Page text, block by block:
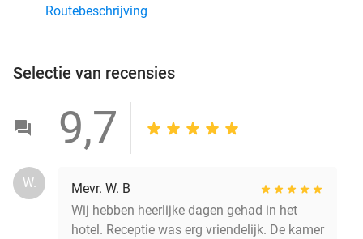
Routebeschrijving
Selectie van recensies
9,7
W.
Mevr. W. B
Wij hebben heerlijke dagen gehad in het
hotel. Receptie was erg vriendelijk. De kamer